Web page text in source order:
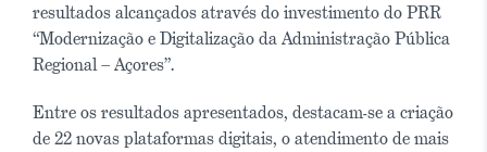
resultados alcançados através do investimento do PRR
“Modernização e Digitalização da Administração Pública
Regional – Açores”.
Entre os resultados apresentados, destacam-se a criação
de 22 novas plataformas digitais, o atendimento de mais